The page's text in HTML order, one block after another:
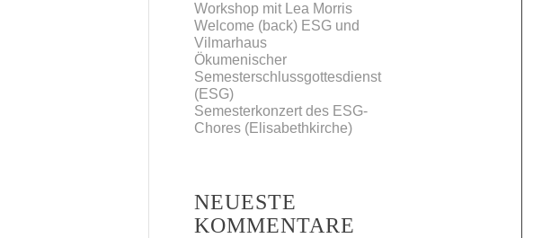
Workshop mit Lea Morris
Welcome (back) ESG und
Vilmarhaus
Ökumenischer
Semesterschlussgottesdienst
(ESG)
Semesterkonzert des ESG-
Chores (Elisabethkirche)
NEUESTE
KOMMENTARE